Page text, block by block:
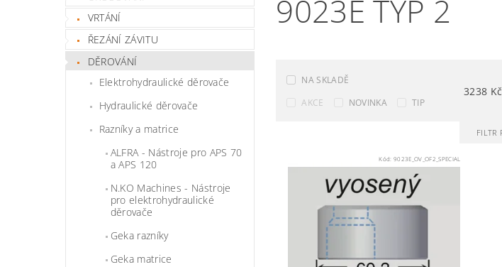
VRTÁNÍ
ŘEZÁNÍ ZÁVITU
DĚROVÁNÍ
Elektrohydraulické děrovače
Hydraulické děrovače
Razníky a matrice
ALFRA - Nástroje pro APS 70
a APS 120
N.KO Machines - Nástroje
pro elektrohydraulické
děrovače
Geka razníky
Geka matrice
9023E TYP 2
NA SKLADĚ
AKCE
NOVINKA TIP
3238 Kč
FILTR
Kód:9023E_OV_OF2_SPECIAL